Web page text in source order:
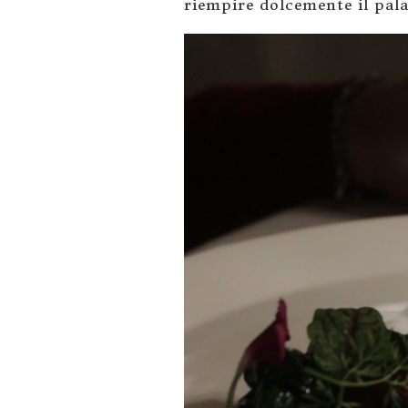
riempire dolcemente il